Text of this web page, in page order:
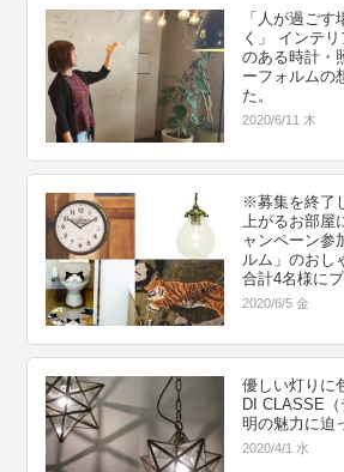
「人が過ごす
く」 インテ
のある時計・
ーフォルムの
た。
2020/6/11 木
※募集を終了
上がるお部
ャンペーン参
ルム」のおし
合計4名様に
2020/6/5 金
優しい灯りに
DI CLASSE
明の魅力に迫
2020/4/1 水